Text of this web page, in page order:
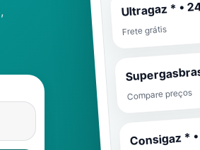
Ultragaz * •
Frete grátis
Compare preços
Consigaz *